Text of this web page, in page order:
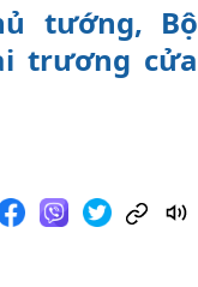
tướng, Bộ
trương cửa